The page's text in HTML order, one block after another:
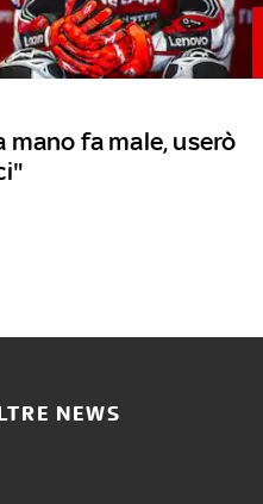
mano fa male, userò
NEWS